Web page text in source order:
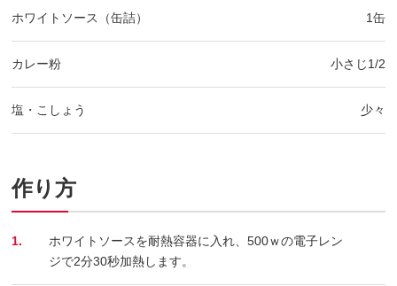
ホワイトソース（缶詰） 1缶
カレー粉 小さじ1/2
塩・こしょう 少々
作り方
1.
ホワイトソースを耐熱容器に入れ、500ｗの電子レン
ジで2分30秒加熱します。